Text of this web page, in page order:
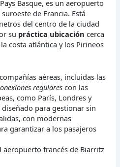
Basque, es un aeropuerto
de Francia. Está
del centro de la ciudad
su práctica ubicación cerca
costa atlántica y los Pirineos
aéreas, incluidas las
regularescon las
como París, Londres y
para gestionar sin
con modernas
garantizar a los pasajeros
aeropuerto francés de Biarritz